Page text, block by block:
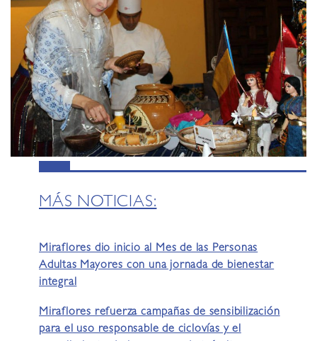
MÁS NOTICIAS:
Miraflores dio inicio al Mes de las Personas
Adultas Mayores con una jornada de bienestar
integral
Miraflores refuerza campañas de sensibilización
para el uso responsable de ciclovías y el